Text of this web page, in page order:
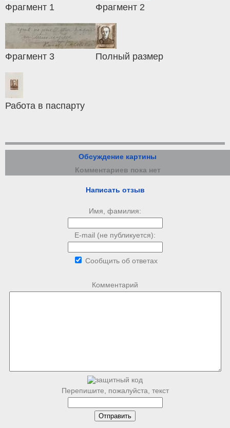
Фрагмент 1 Фрагмент 2
Фрагмент 3 Полный размер
Работа в паспарту
Обсуждение картины
Комментариев пока нет
Написать отзыв
Имя, фамилия:
E-mail (не публикуется):
Сообщить об ответах
Комментарий
Перепишите, пожалуйста, текст